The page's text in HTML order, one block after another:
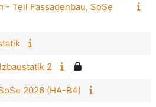
- Teil Fassadenbau, SoSe
2
2026 (HA-B4)